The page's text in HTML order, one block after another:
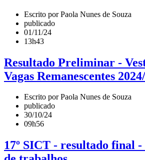
Escrito por Paola Nunes de Souza
publicado
01/11/24
13h43
Resultado Preliminar -
Vagas Remanescentes
Escrito por Paola Nunes de Souza
publicado
30/10/24
09h56
17º SICT - resultado final -